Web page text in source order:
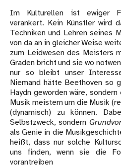
Im Kulturellen ist ewiger
verankert. Kein Künstler wird
Techniken und Lehren seines
von da an in gleicher Weise
zum Leidwesen des Meisters
Graden bricht und sie wo
nur so bleibt unser
Niemand hätte Beethoven so
Haydn geworden wäre,
Musik meistern um die Musik
(dynamisch) zu können.
Selbstzweck, sondern
als Genie in die
heißt, dass nur solche
uns finden, wenn sie die
vorantreiben